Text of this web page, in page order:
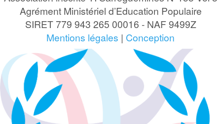
Agrément Ministériel d’Education Populaire
SIRET 779 943 265 00016 - NAF 9499Z
Mentions légales | Conception